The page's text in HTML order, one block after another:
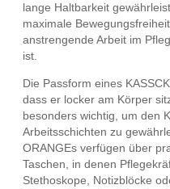
lange Haltbarkeit
maximale
anstrengende Arbeit im
ist.
Die Passform eines
dass er locker am Körper
besonders wichtig, um den
Arbeitsschichten zu
ORANGEs verfügen über
Taschen, in denen
Stethoskope, Notizblöcke